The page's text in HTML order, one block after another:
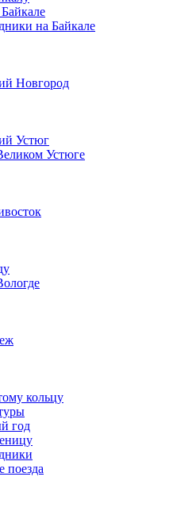
на Байкале
Новгород
Устюг
Устюге
кольцу
год
поезда